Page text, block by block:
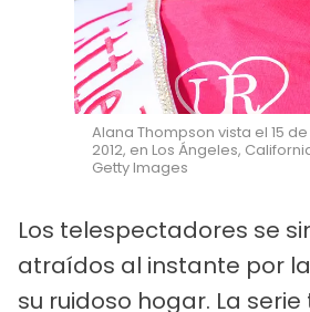
Alana Thompson vista el 15
2012, en Los Ángeles,
Getty Images
Los telespectadores se
atraídos al instante por
su ruidoso hogar. La serie